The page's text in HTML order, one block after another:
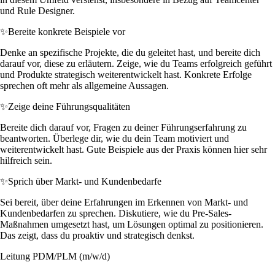
und Rule Designer.
✨Bereite konkrete Beispiele vor
Denke an spezifische Projekte, die du geleitet hast, und bereite dich
darauf vor, diese zu erläutern. Zeige, wie du Teams erfolgreich geführt
und Produkte strategisch weiterentwickelt hast. Konkrete Erfolge
sprechen oft mehr als allgemeine Aussagen.
✨Zeige deine Führungsqualitäten
Bereite dich darauf vor, Fragen zu deiner Führungserfahrung zu
beantworten. Überlege dir, wie du dein Team motiviert und
weiterentwickelt hast. Gute Beispiele aus der Praxis können hier sehr
hilfreich sein.
✨Sprich über Markt- und Kundenbedarfe
Sei bereit, über deine Erfahrungen im Erkennen von Markt- und
Kundenbedarfen zu sprechen. Diskutiere, wie du Pre-Sales-
Maßnahmen umgesetzt hast, um Lösungen optimal zu positionieren.
Das zeigt, dass du proaktiv und strategisch denkst.
Leitung PDM/PLM (m/w/d)